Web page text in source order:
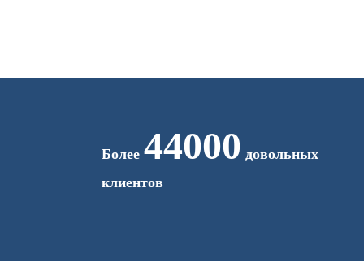
Более 44000 довольных
клиентов